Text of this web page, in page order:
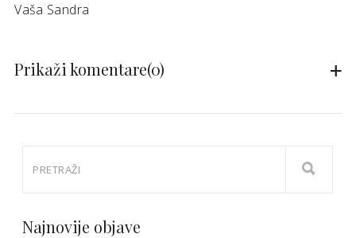
Vaša Sandra
Prikaži komentare(0)
Najnovije objave